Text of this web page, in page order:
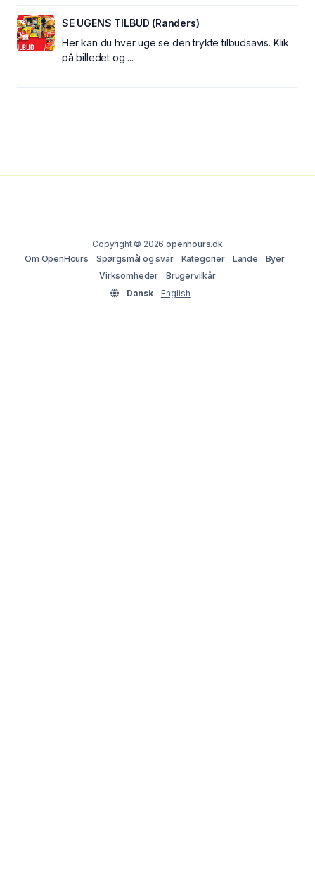
SE UGENS TILBUD (Randers)
Her kan du hver uge se den trykte tilbudsavis. Klik
på billedet og ...
Copyright © 2026openhours.dk
Om OpenHours
Spørgsmål og svar Kategorier Lande
Byer
Virksomheder
Brugervilkår
Dansk
English